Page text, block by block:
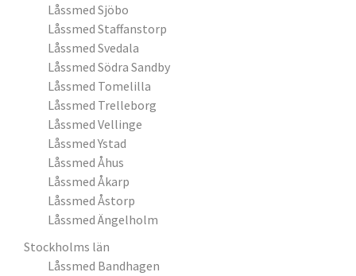
Låssmed Sjöbo
Låssmed Staffanstorp
Låssmed Svedala
Låssmed Södra Sandby
Låssmed Tomelilla
Låssmed Trelleborg
Låssmed Vellinge
Låssmed Ystad
Låssmed Åhus
Låssmed Åkarp
Låssmed Åstorp
Låssmed Ängelholm
Stockholms län
Låssmed Bandhagen